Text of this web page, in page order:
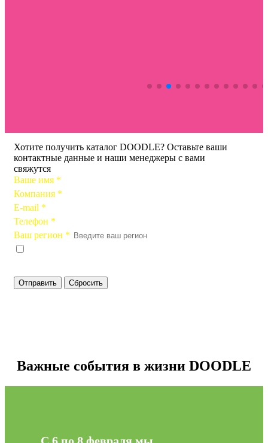
Хотите получить каталог DOODLE? Оставьте ваши
контактные данные и наши менеджеры с вами
свяжутся
Ваше имя *
Компания *
E-mail *
Телефон *
Ваш регион *
Сбросить
Важные события в жизни DOODLE